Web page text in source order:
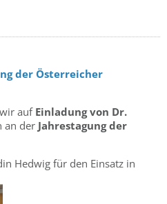
der Österreicher
auf Einladung von Dr.
an der Jahrestagung der
Hedwig für den Einsatz in